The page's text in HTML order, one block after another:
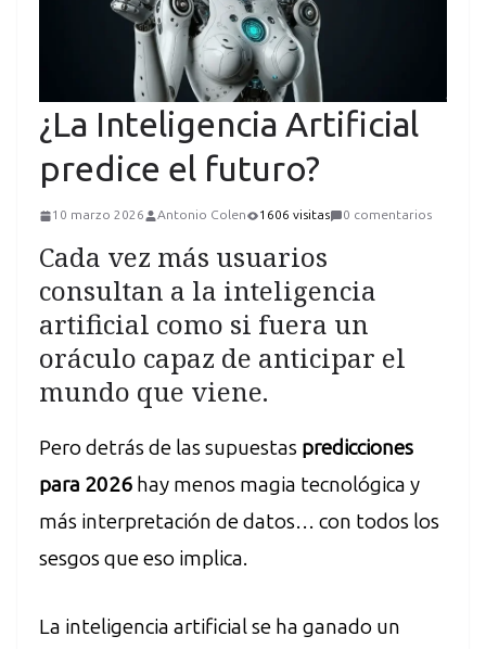
¿La Inteligencia Artificial
predice el futuro?
10 marzo 2026 Antonio Colen 1606 visitas 0 comentarios
Cada vez más usuarios
consultan a la inteligencia
artificial como si fuera un
oráculo capaz de anticipar el
mundo que viene.
Pero detrás de las supuestas predicciones
para 2026 hay menos magia tecnológica y
más interpretación de datos… con todos los
sesgos que eso implica.
La inteligencia artificial se ha ganado un